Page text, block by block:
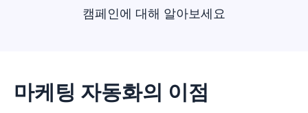
캠페인에 대해 알아보세요
마케팅 자동화의 이점